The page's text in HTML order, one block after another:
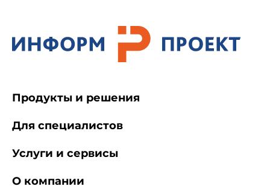
Продукты и решения
Для специалистов
Услуги и сервисы
О компании